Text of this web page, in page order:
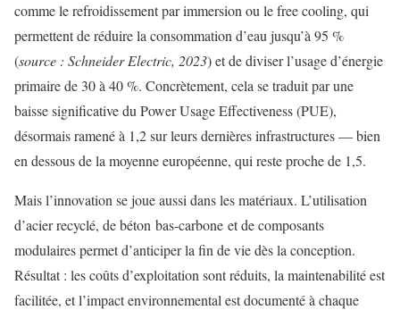
comme le refroidissement par immersion ou le free cooling, qui
permettent de réduire la consommation d’eau jusqu’à 95 %
(source : Schneider Electric, 2023) et de diviser l’usage d’énergie
primaire de 30 à 40 %. Concrètement, cela se traduit par une
baisse significative du Power Usage Effectiveness (PUE),
désormais ramené à 1,2 sur leurs dernières infrastructures — bien
en dessous de la moyenne européenne, qui reste proche de 1,5.
Mais l’innovation se joue aussi dans les matériaux. L’utilisation
d’acier recyclé, de béton bas-carbone et de composants
modulaires permet d’anticiper la fin de vie dès la conception.
Résultat : les coûts d’exploitation sont réduits, la maintenabilité est
facilitée, et l’impact environnemental est documenté à chaque